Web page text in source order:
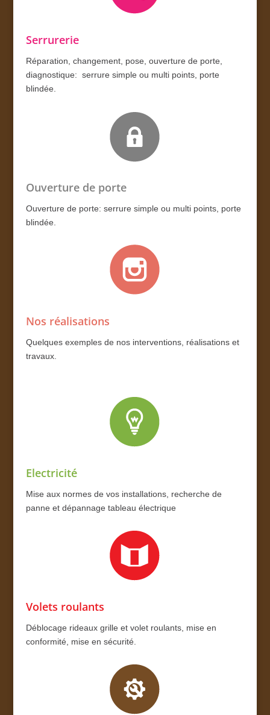
Serrurerie
Réparation, changement, pose, ouverture de porte,
diagnostique: serrure simple ou multi points, porte
blindée.
Ouverture de porte
Ouverture de porte: serrure simple ou multi points, porte
blindée.
Nos réalisations
Quelques exemples de nos interventions, réalisations et
travaux.
Electricité
Mise aux normes de vos installations, recherche de
panne et dépannage tableau électrique
Volets roulants
Déblocage rideaux grille et volet roulants, mise en
conformité, mise en sécurité.